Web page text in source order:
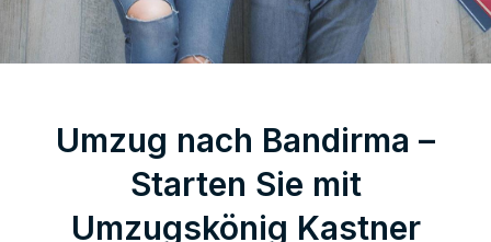
Umzug nach Bandirma –
Starten Sie mit
Umzugskönig Kastner